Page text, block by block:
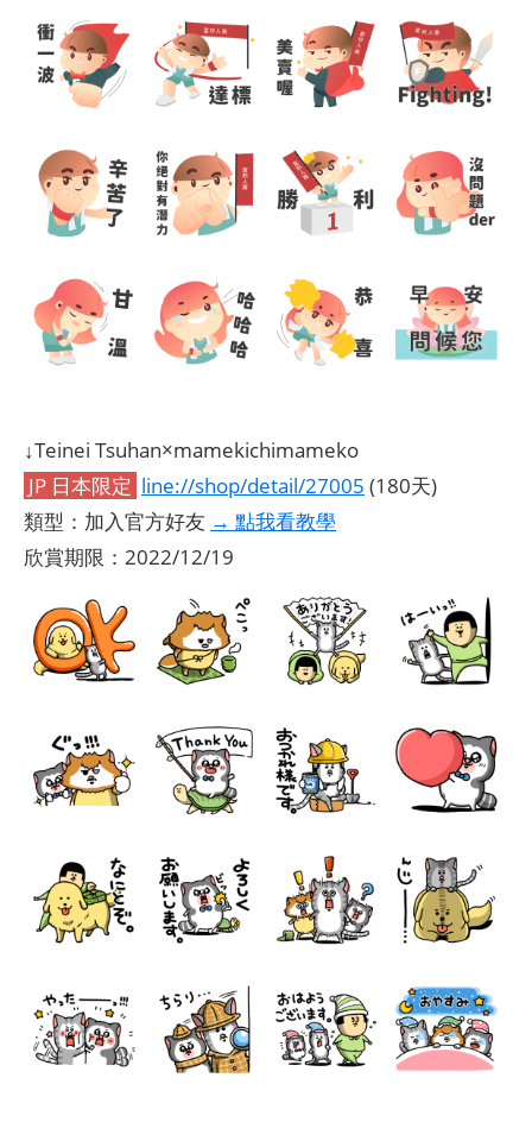
↓Teinei Tsuhan×mamekichimameko
JP 日本限定 line://shop/detail/27005 (180天)
類型：加入官方好友 → 點我看教學
欣賞期限：2022/12/19